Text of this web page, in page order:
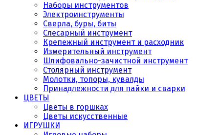
Наборы инструментов
Электроинструменты
Сверла, буры, биты
Слесарный инструмент
Крепежный инструмент и расходник
Измерительный инструмент
Шлифовально-зачистной инструмент
Столярный инструмент
Молотки, топоры, кувалды
Принадлежности для пайки и сварки
ЦВЕТЫ
Цветы в горшках
Цветы искусственные
ИГРУШКИ